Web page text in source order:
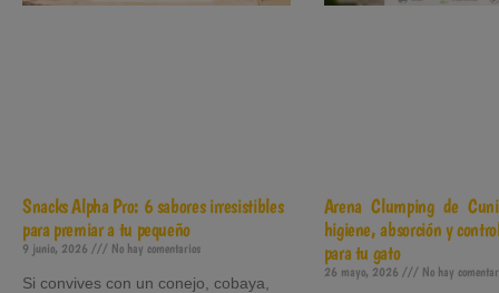
Snacks Alpha Pro: 6 sabores irresistibles
para premiar a tu pequeño
9 junio, 2026 No hay comentarios
Si convives con un conejo, cobaya,
Arena Clumping de
higiene, absorción y
para tu gato
26 mayo, 2026 No hay